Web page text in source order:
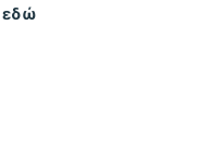
εδώ